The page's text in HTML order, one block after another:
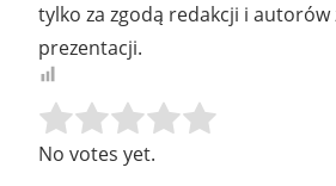
tylko za zgodą redakcji i autorów
prezentacji.
Rate this item:
No votes yet.